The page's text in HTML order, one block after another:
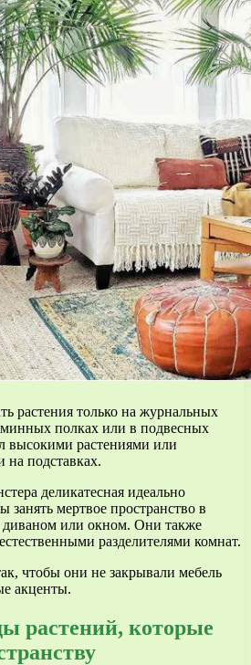
растения только на журнальных
полках или в подвесных
высокими растениями или
подставках.
деликатесная идеально
занять мертвое пространство в
диваном или окном. Они также
разделителями комнат.
чтобы они не закрывали мебель
акценты.
растений, которые